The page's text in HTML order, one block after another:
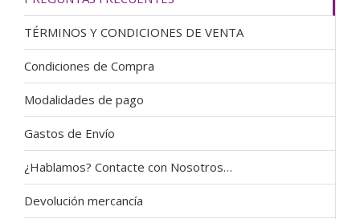
TÉRMINOS Y CONDICIONES DE VENTA
Condiciones de Compra
Modalidades de pago
Gastos de Envío
¿Hablamos? Contacte con Nosotros…
Devolución mercancía